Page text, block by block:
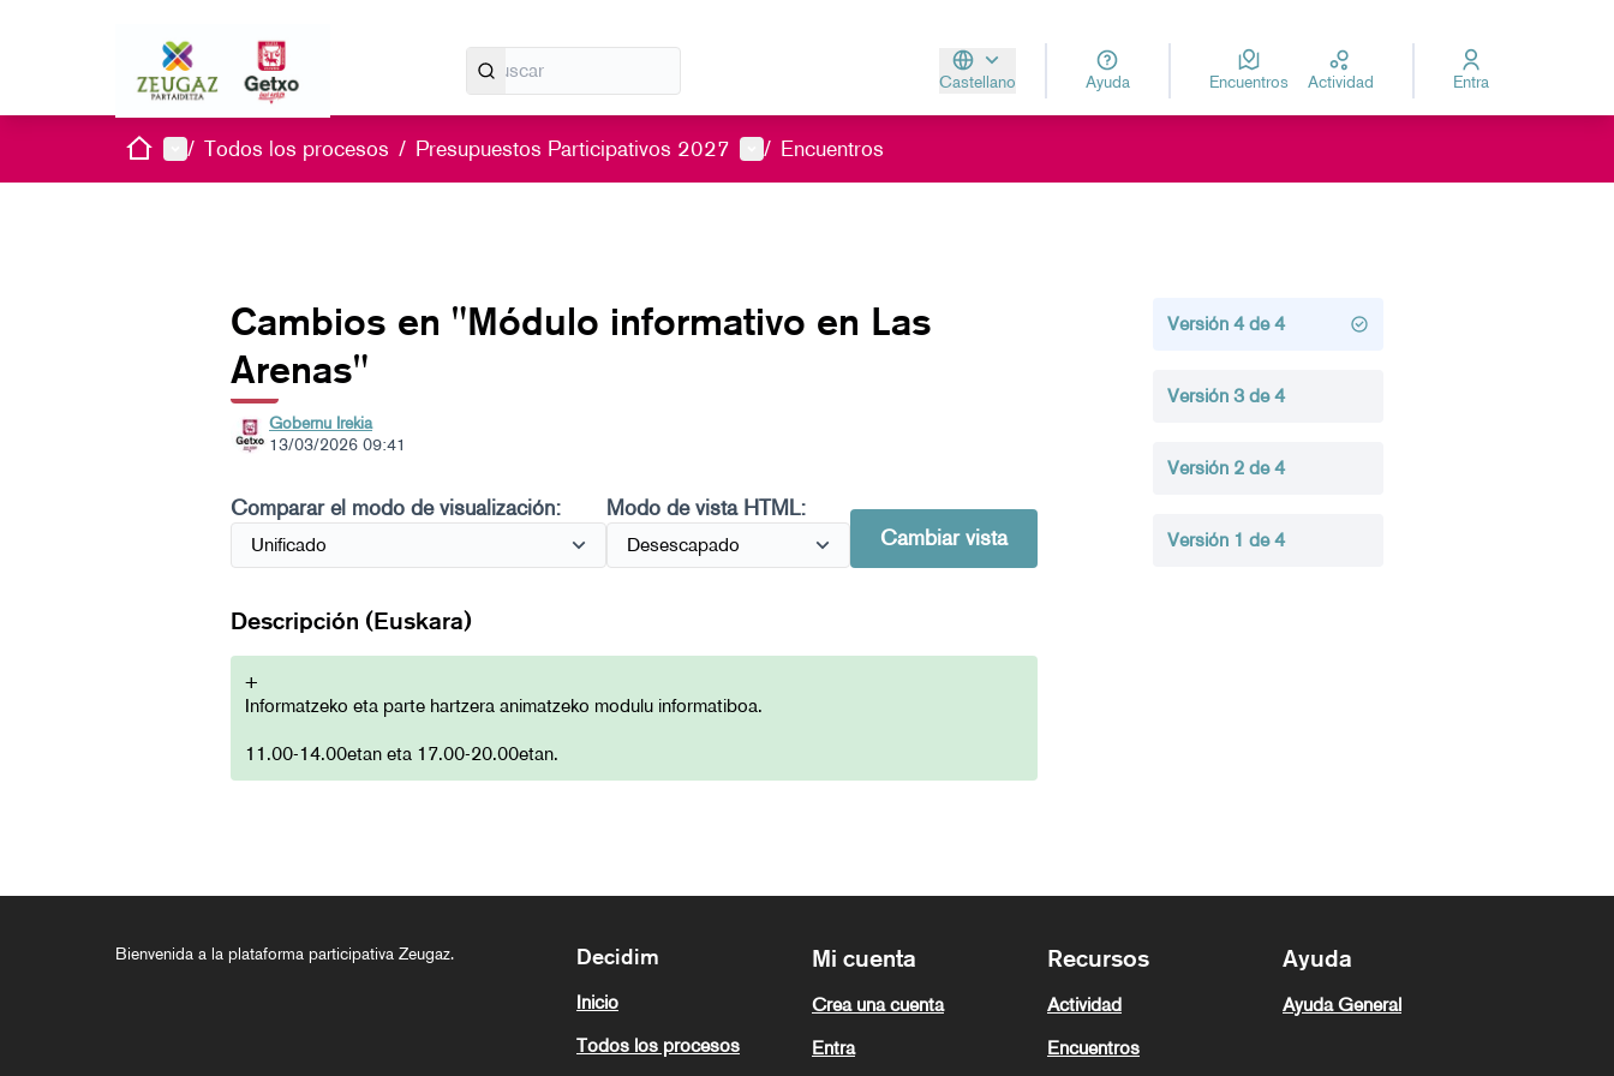
Castellano
Aukeratu hizkuntzaElegir el idioma
Ayuda Encuentros Actividad Entra
InicioMenú principal
/ Todos los procesos / Presupuestos Participativos 2027 Menú de usuario
/ Encuentros
Cambios en "Módulo informativo en Las
Arenas"
Gobernu Irekia
13/03/2026 09:41
Comparar el modo de visualización:
Modo de vista HTML:
Cambiar vista
Descripción (Euskara)
+
Informatzeko eta parte hartzera animatzeko modulu informatiboa.
11.00-14.00etan eta 17.00-20.00etan.
Versión 4 de 4
Versión 3 de 4
Versión 2 de 4
Versión 1 de 4
Bienvenida a la plataforma participativa Zeugaz. Decidim
Inicio
Todos los procesos
Mi cuenta
Crea una cuenta
Entra
Recursos
Actividad
Encuentros
Ayuda
Ayuda General